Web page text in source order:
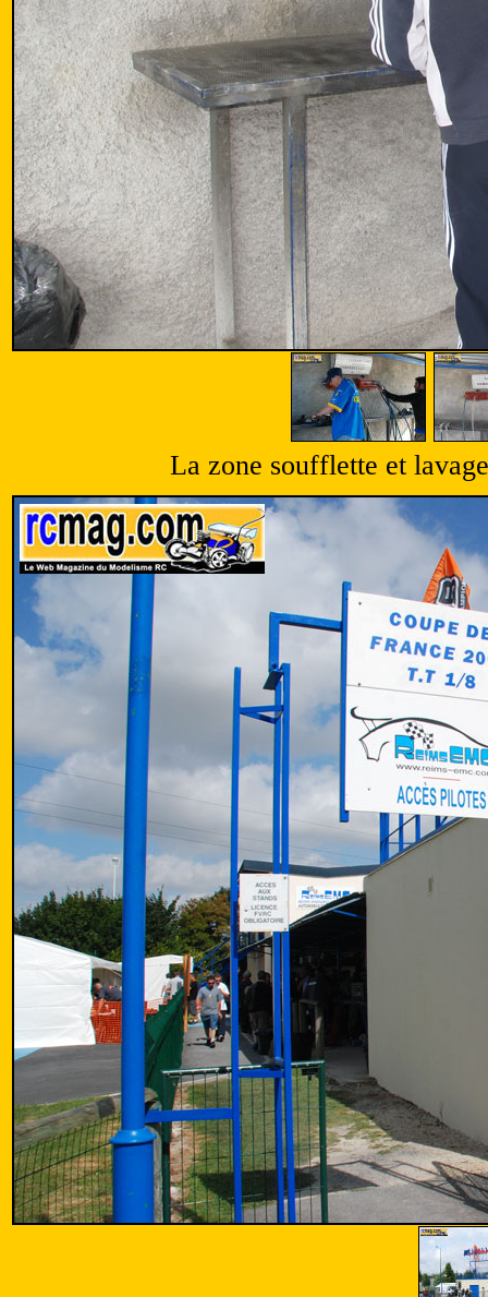
La zone soufflette et